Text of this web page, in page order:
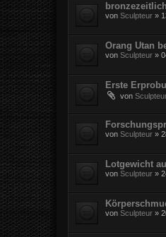
von Sculpteur »
Orang Utan
von Sculpteur »
Erste
von
von Sculpteur »
Lotgewicht
von Sculpteur »
von Sculpteur »